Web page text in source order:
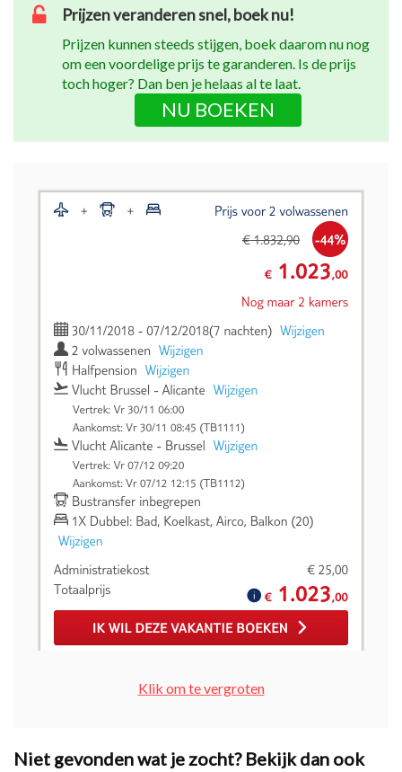
Prijzen veranderen snel, boek nu!
Prijzen kunnen steeds stijgen, boek daarom nu nog
om een voordelige prijs te garanderen. Is de prijs
toch hoger? Dan ben je helaas al te laat.
NU BOEKEN
Klik om te vergroten
Niet gevonden wat je zocht? Bekijk dan ook